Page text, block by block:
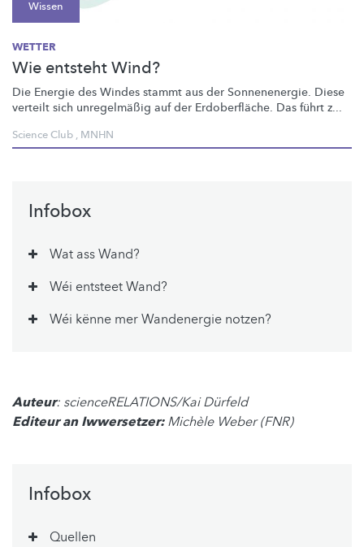
Wissen
WETTER
Wie entsteht Wind?
Die Energie des Windes stammt aus der Sonnenenergie. Diese
verteilt sich unregelmäßig auf der Erdoberfläche. Das führt z...
Science Club , MNHN
Infobox
Wat ass Wand?
Wéi entsteet Wand?
Wéi kënne mer Wandenergie notzen?
Auteur: scienceRELATIONS/Kai Dürfeld
Editeur an Iwwersetzer:Michèle Weber (FNR)
Infobox
Quellen